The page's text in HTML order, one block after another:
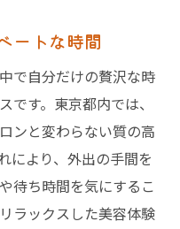
ートな時間
で自分だけの贅沢な時
す。東京都内では、
ンと変わらない質の高
により、外出の手間を
待ち時間を気にするこ
ラックスした美容体験